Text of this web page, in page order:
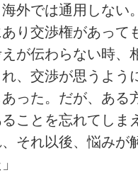
外では通用しない
り交渉権があって
が伝わらない時、
、交渉が思うよう
った。だが、ある
ことを忘れてしま
それ以後、悩みが